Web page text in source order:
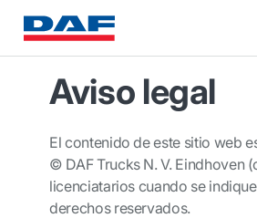
Aviso legal
El contenido de este sitio web
© DAF Trucks N. V. Eindhoven
licenciatarios cuando se
derechos reservados.